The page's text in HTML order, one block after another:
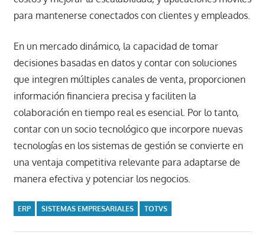
para mantenerse conectados con clientes y empleados.
En un mercado dinámico, la capacidad de tomar
decisiones basadas en datos y contar con soluciones
que integren múltiples canales de venta, proporcionen
información financiera precisa y faciliten la
colaboración en tiempo real es esencial. Por lo tanto,
contar con un socio tecnológico que incorpore nuevas
tecnologías en los sistemas de gestión se convierte en
una ventaja competitiva relevante para adaptarse de
manera efectiva y potenciar los negocios.
ERP SISTEMAS EMPRESARIALES TOTVS